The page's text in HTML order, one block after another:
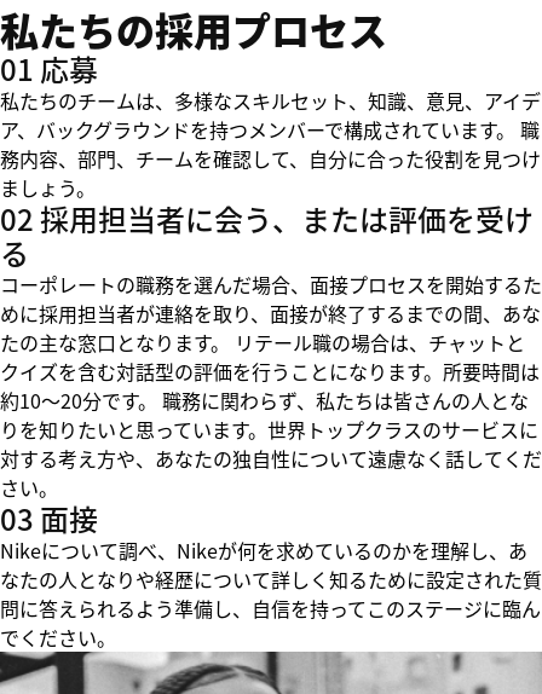
私たちの採用プロセス
01 応募
私たちのチームは、多様なスキルセット、知識、意見、アイデ
ア、バックグラウンドを持つメンバーで構成されています。 職
務内容、部門、チームを確認して、自分に合った役割を見つけ
ましょう。
02 採用担当者に会う、または評価を受け
る
コーポレートの職務を選んだ場合、面接プロセスを開始するた
めに採用担当者が連絡を取り、面接が終了するまでの間、あな
たの主な窓口となります。 リテール職の場合は、チャットと
クイズを含む対話型の評価を行うことになります。所要時間は
約10～20分です。 職務に関わらず、私たちは皆さんの人とな
りを知りたいと思っています。世界トップクラスのサービスに
対する考え方や、あなたの独自性について遠慮なく話してくだ
さい。
03 面接
Nikeについて調べ、Nikeが何を求めているのかを理解し、あ
なたの人となりや経歴について詳しく知るために設定された質
問に答えられるよう準備し、自信を持ってこのステージに臨ん
でください。